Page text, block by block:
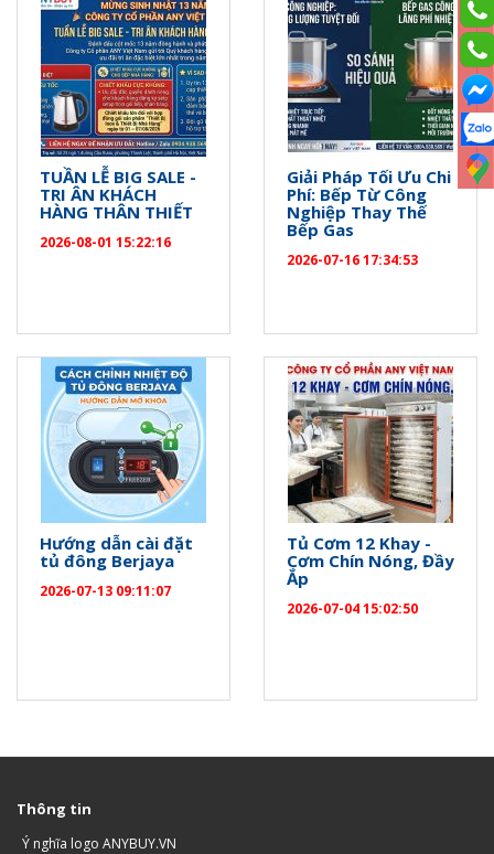
TUẦN LỄ BIG SALE -
TRI ÂN KHÁCH
HÀNG THÂN THIẾT
2026-08-01 15:22:16
Giải Pháp Tối Ưu Chi
Phí: Bếp Từ Công
Nghiệp Thay Thế
Bếp Gas
2026-07-16 17:34:53
Hướng dẫn cài đặt
tủ đông Berjaya
2026-07-13 09:11:07
Tủ Cơm 12 Khay -
Cơm Chín Nóng, Đầy
Ắp
2026-07-04 15:02:50
Thông tin
Ý nghĩa logo ANYBUY.VN